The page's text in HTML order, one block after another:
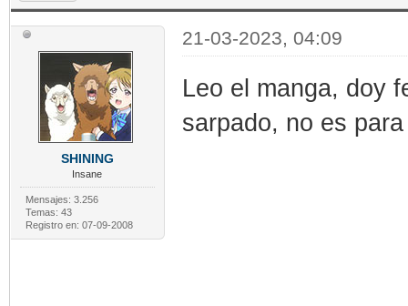
SHINING
Insane
Mensajes: 3.256
Temas: 43
Registro en: 07-09-2008
21-03-2023, 04:09
Leo el manga, doy
sarpado, no es